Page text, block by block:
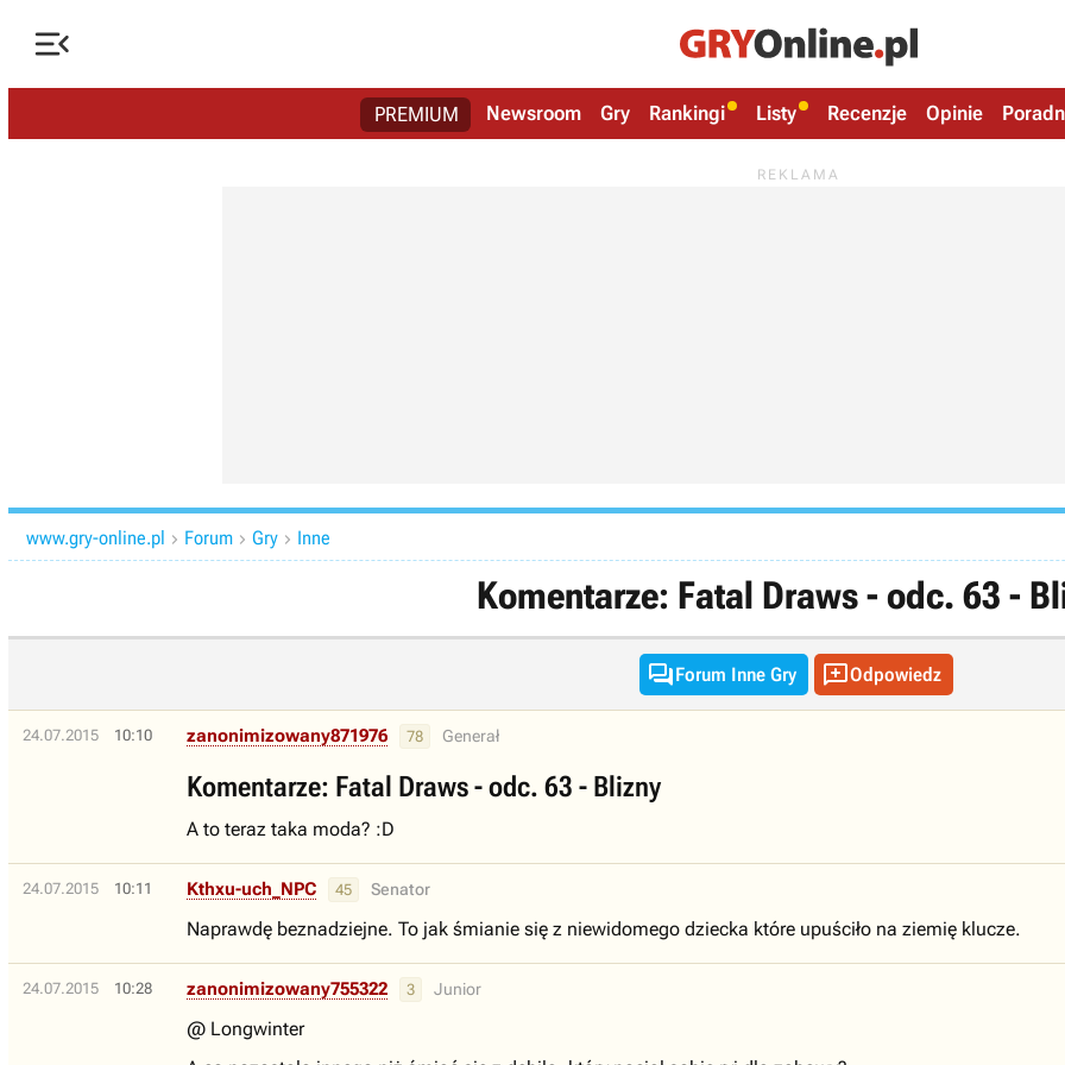

PREMIUM Newsroom Gry Rankingi Listy Recenzje Opinie
www.gry-online.pl  Forum  Gry  Inne
Komentarze: Fatal Draws - odc. 63 -
Forum Inne Gry Odpowiedz
24.07.2015 10:10 zanonimizowany871976 78 Generał
Komentarze: Fatal Draws - odc. 63 - Blizny
A to teraz taka moda? :D
24.07.2015 10:11 Kthxu-uch_NPC 45 Senator
Naprawdę beznadziejne. To jak śmianie się z niewidomego dziecka które upuściło na ziemię klucze.
24.07.2015 10:28 zanonimizowany755322 3 Junior
@ Longwinter